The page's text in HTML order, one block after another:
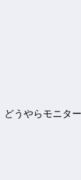
うやらモニタ